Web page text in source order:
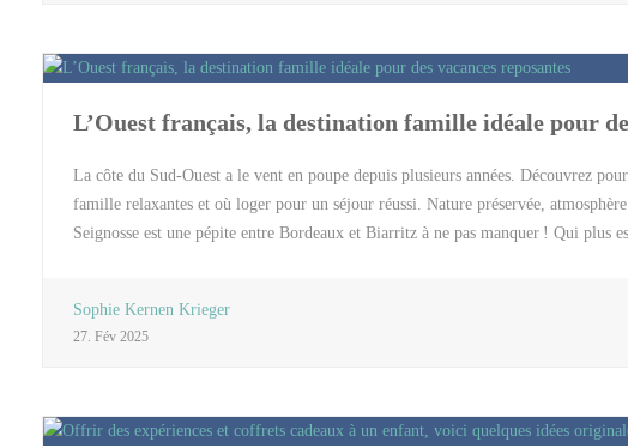
L’Ouest français, la destination famille idéale pour
La côte du Sud-Ouest a le vent en poupe depuis plusieurs années. Découvrez
famille relaxantes et où loger pour un séjour réussi. Nature préservée,
Seignosse est une pépite entre Bordeaux et Biarritz à ne pas manquer ! Qui plus
unique pour se reconnecter à la nature et pour découvrir la faune et la flore
Sophie Kernen Krieger
27. Fév 2025